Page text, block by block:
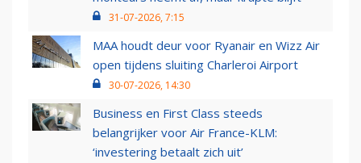
31-07-2026, 7:15
MAA houdt deur voor Ryanair en Wizz Air
open tijdens sluiting Charleroi Airport
30-07-2026, 14:30
Business en First Class steeds
belangrijker voor Air France-KLM:
‘investering betaalt zich uit’